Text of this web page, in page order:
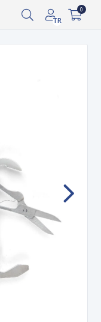
verilecektir.
TR
0